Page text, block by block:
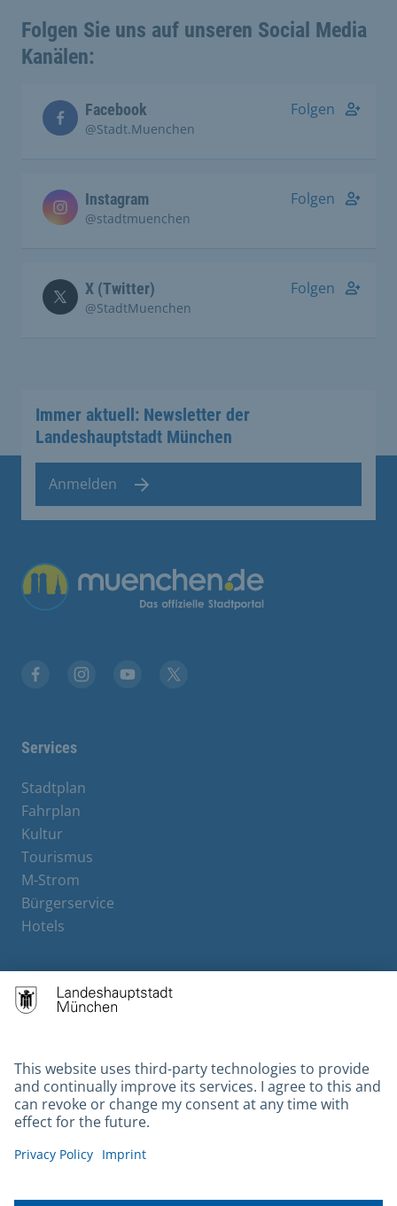
Folgen Sie uns auf unseren Social Media
Kanälen:
Facebook
@Stadt.Muenchen
Folgen
Instagram
@stadtmuenchen
Folgen
X (Twitter)
@StadtMuenchen
Folgen
Immer aktuell: Newsletter der
Landeshauptstadt München
Anmelden
Übergreifende Links
Services
Stadtplan
Fahrplan
Kultur
Tourismus
M-Strom
Bürgerservice
Hotels
Contact
Gebärdensprache
Datenschutz
Kontakt